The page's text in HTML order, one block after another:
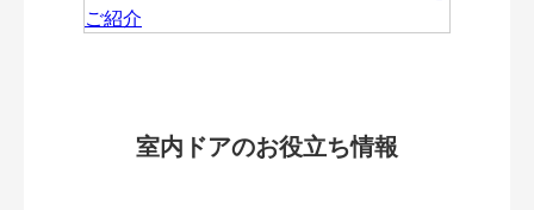
室内ドアのお役立ち情報